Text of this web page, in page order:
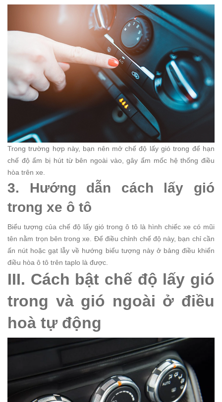
Trong trường hợp này, bạn nên mở chế độ lấy gió trong để hạn
chế độ ẩm bị hút từ bên ngoài vào, gây ẩm mốc hệ thống điều
hòa trên xe.
3. Hướng dẫn cách lấy gió
trong xe ô tô
Biểu tượng của chế độ lấy gió trong ô tô là hình chiếc xe có mũi
tên nằm trọn bên trong xe. Để điều chỉnh chế độ này, bạn chỉ cần
ấn nút hoặc gạt lẫy về hướng biểu tượng này ở bảng điều khiển
điều hòa ô tô trên taplo là được.
III. Cách bật chế độ lấy gió
trong và gió ngoài ở điều
hoà tự động